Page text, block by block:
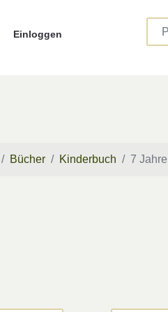
Einloggen
Bücher Kinderbuch 7 Jahre